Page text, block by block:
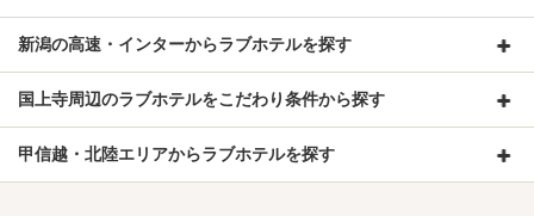
新潟の高速・インターからラブホテルを探す
国上寺周辺のラブホテルをこだわり条件から探す
甲信越・北陸エリアからラブホテルを探す